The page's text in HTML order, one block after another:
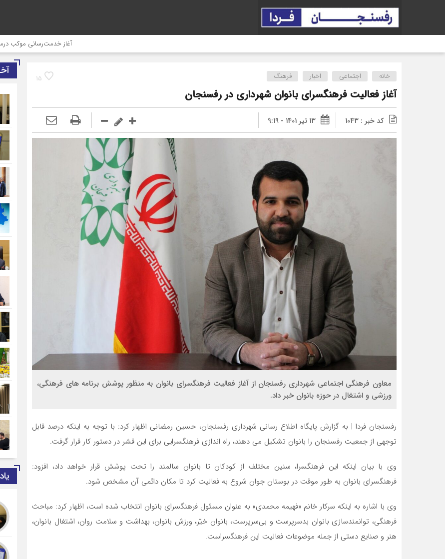
آغاز خدمت‌رسانی موکب درمانی
15 خانه اجتماعی اخبار فرهنگ
آغاز فعالیت فرهنگسرای بانوان شهرداری در رفسنجان
کد خبر : 1043 13 تیر 1401 - 9:19
معاون فرهنگی اجتماعی شهرداری رفسنجان از آغاز فعالیت فرهنگسرای بانوان به منظور پوشش برنامه های فرهنگی،
ورزشی و اشتغال در حوزه بانوان خبر داد.
رفسنجان فردا | به گزارش پایگاه اطلاع رسانی شهرداری رفسنجان، حسین رمضانی اظهار کرد: با توجه به اینکه درصد قابل
توجهی از جمعیت رفسنجان را بانوان تشکیل می دهند، راه اندازی فرهنگسرایی برای این قشر در دستور کار قرار گرفت.
وی با بیان اینکه این فرهنگسرا، سنین مختلف از کودکان تا بانوان سالمند را تحت پوشش قرار خواهد داد، افزود:
فرهنگسرای بانوان به طور موقت در بوستان جوان شروع به فعالیت کرد تا مکان دائمی آن مشخص شود.
وی با اشاره به اینکه سرکار خانم «فهیمه محمدی» به عنوان مسئول فرهنگسرای بانوان انتخاب شده است، اظهار کرد: مباحث
فرهنگی، توانمندسازی بانوان بدسرپرست و بی‌سرپرست، بانوان خیّر، ورزش بانوان، بهداشت و سلامت روان، اشتغال بانوان،
هنر و صنایع دستی از جمله موضوعات فعالیت این فرهنگسراست.